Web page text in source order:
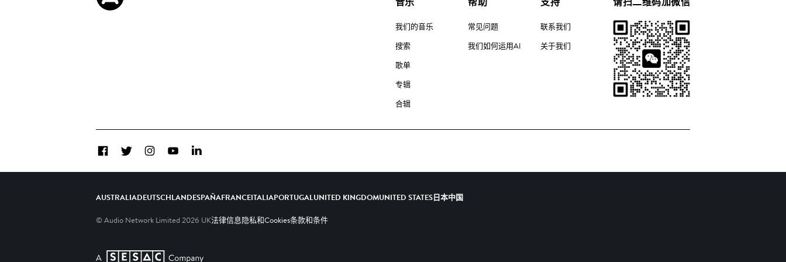
我们的音乐
搜索
歌单
专辑
合辑
常见问题
我们如何运用AI
联系我们
关于我们
FacebookTwitterInstagramYouTubeLinkedIn
AUSTRALIADEUTSCHLANDESPAÑAFRANCEITALIAPORTUGALUNITED KINGDOMUNITED STATES日本中国
© Audio Network Limited 2026 UK法律信息隐私和Cookies条款和条件
A SESAC Company